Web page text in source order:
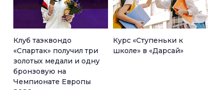
Клуб таэквондо
«Спартак» получил три
золотых медали и одну
бронзовую на
Чемпионате Европы
Курс «Ступеньки к
школе» в «Дарсай»